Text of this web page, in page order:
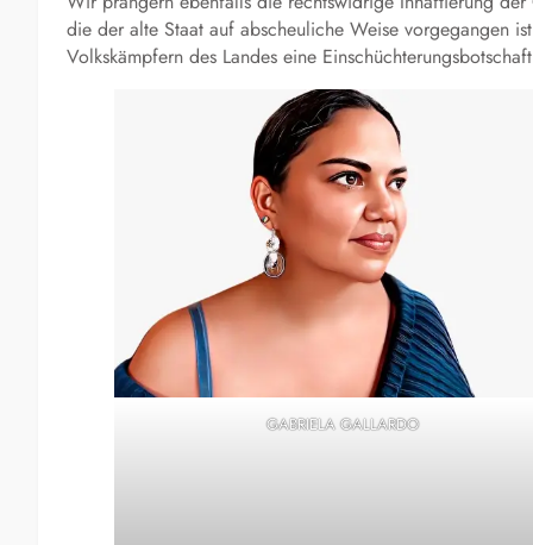
die der alte Staat auf abscheuliche Weise vorgegangen
Volkskämpfern des Landes eine
GABRIELA GALLARDO